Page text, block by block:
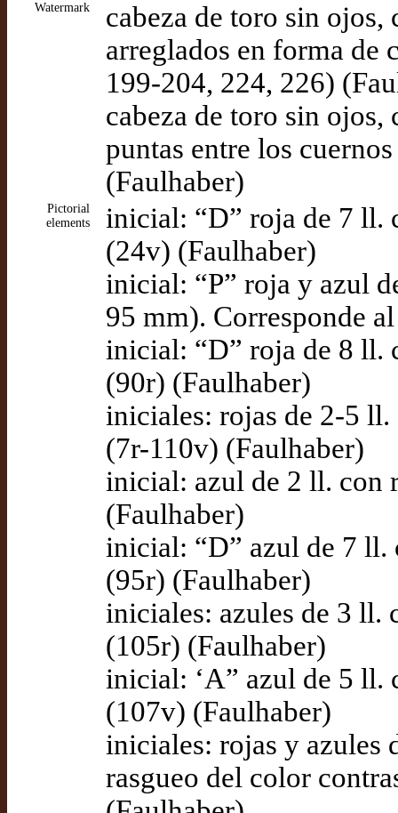
Watermark
cabeza de toro sin
arreglados en forma de
199-204, 224, 226)
cabeza de toro sin
puntas entre los
(Faulhaber)
Pictorial
elements
inicial: “D” roja de 7 ll.
(24v) (Faulhaber)
inicial: “P” roja y azul
95 mm). Corresponde
inicial: “D” roja de 8 ll.
(90r) (Faulhaber)
iniciales: rojas de 2-5 ll.
(7r-110v) (Faulhaber)
inicial: azul de 2 ll. con
(Faulhaber)
inicial: “D” azul de 7 ll.
(95r) (Faulhaber)
iniciales: azules de 3 ll.
(105r) (Faulhaber)
inicial: ‘A” azul de 5 ll.
(107v) (Faulhaber)
iniciales: rojas y azules
rasgueo del color